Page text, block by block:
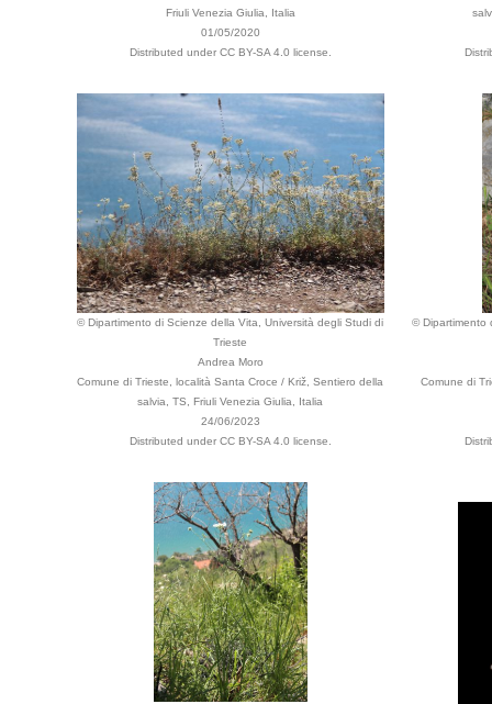
Friuli Venezia Giulia, Italia
01/05/2020
Distributed under CC BY-SA 4.0 license.
© Dipartimento di Scienze della Vita, Università degli Studi di
Trieste
Andrea Moro
Comune di Trieste, località Santa Croce / Križ, Sentiero della
salvia, TS, Friuli Venezia Giulia, Italia
24/06/2023
Distributed under CC BY-SA 4.0 license.
© Dipartimento
Comune di